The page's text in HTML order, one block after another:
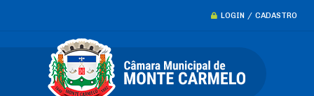
LOGIN / CADASTRO